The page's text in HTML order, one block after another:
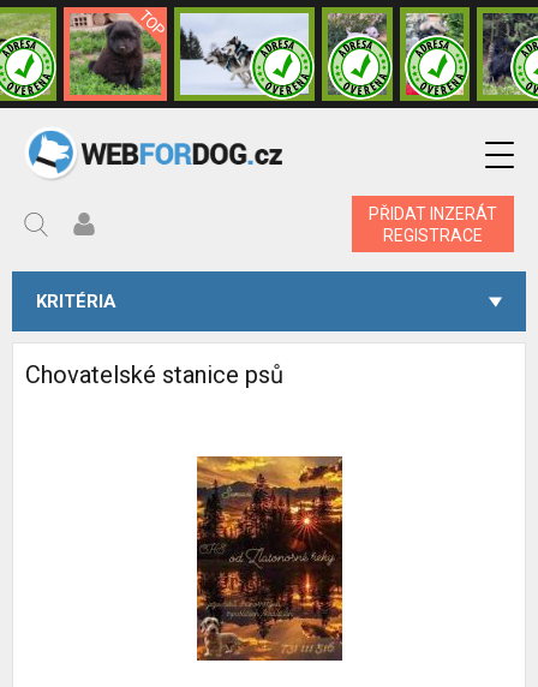
PŘIDAT INZERÁT
REGISTRACE
KRITÉRIA
Chovatelské stanice psů